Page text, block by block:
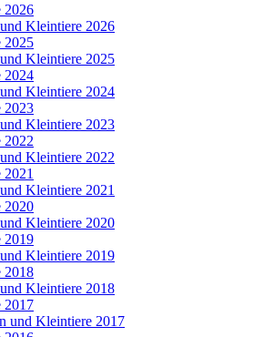
2026
Kleintiere 2026
2025
Kleintiere 2025
2024
Kleintiere 2024
2023
Kleintiere 2023
2022
Kleintiere 2022
Kleintiere 2021
2020
Kleintiere 2020
2019
Kleintiere 2019
2018
Kleintiere 2018
2017
und Kleintiere 2017